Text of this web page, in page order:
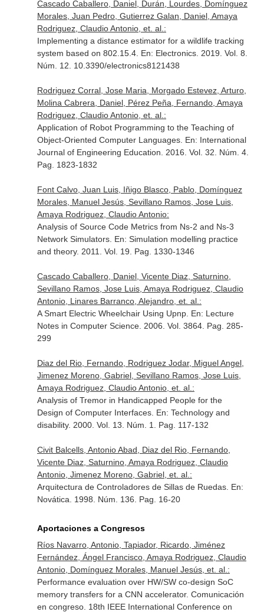
Cascado Caballero, Daniel, Durán, Lourdes, Domínguez
Morales, Juan Pedro, Gutierrez Galan, Daniel, Amaya
Rodriguez, Claudio Antonio, et. al.:
Implementing a distance estimator for a wildlife tracking
system based on 802.15.4. En: Electronics. 2019. Vol. 8.
Núm. 12. 10.3390/electronics8121438
Rodriguez Corral, Jose Maria, Morgado Estevez, Arturo,
Molina Cabrera, Daniel, Pérez Peña, Fernando, Amaya
Rodriguez, Claudio Antonio, et. al.:
Application of Robot Programming to the Teaching of
Object-Oriented Computer Languages. En: International
Journal of Engineering Education . 2016. Vol. 32. Núm. 4.
Pag. 1823-1832
Font Calvo, Juan Luis, Iñigo Blasco, Pablo, Domínguez
Morales, Manuel Jesús, Sevillano Ramos, Jose Luis,
Amaya Rodriguez, Claudio Antonio:
Analysis of Source Code Metrics from Ns-2 and Ns-3
Network Simulators. En: Simulation modelling practice
and theory. 2011. Vol. 19. Pag. 1330-1346
Cascado Caballero, Daniel, Vicente Diaz, Saturnino,
Sevillano Ramos, Jose Luis, Amaya Rodriguez, Claudio
Antonio, Linares Barranco, Alejandro, et. al.:
A Smart Electric Wheelchair Using Upnp. En: Lecture
Notes in Computer Science. 2006. Vol. 3864. Pag. 285-
299
Diaz del Rio, Fernando, Rodriguez Jodar, Miguel Angel,
Jimenez Moreno, Gabriel, Sevillano Ramos, Jose Luis,
Amaya Rodriguez, Claudio Antonio, et. al.:
Analysis of Tremor in Handicapped People for the
Design of Computer Interfaces. En: Technology and
disability. 2000. Vol. 13. Núm. 1. Pag. 117-132
Civit Balcells, Antonio Abad, Diaz del Rio, Fernando,
Vicente Diaz, Saturnino, Amaya Rodriguez, Claudio
Antonio, Jimenez Moreno, Gabriel, et. al.:
Arquitectura de Controladores de Sillas de Ruedas. En:
Novática . 1998. Núm. 136. Pag. 16-20
Aportaciones a Congresos
Ríos Navarro, Antonio, Tapiador, Ricardo, Jiménez
Fernández, Ángel Francisco, Amaya Rodriguez, Claudio
Antonio, Domínguez Morales, Manuel Jesús, et. al.:
Performance evaluation over HW/SW co-design SoC
memory transfers for a CNN accelerator. Comunicación
en congreso. 18th IEEE International Conference on